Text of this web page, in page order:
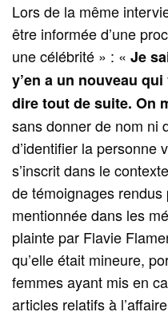
Lors de la même
être informée d’une
une célébrité » : «Je
y’en a un nouveau
dire tout de suite. On
sans donner de nom ni
d’identifier la personne
s’inscrit dans le
de témoignages
mentionnée dans les
plainte par Flavie
qu’elle était mineure,
femmes ayant mis en
articles relatifs à